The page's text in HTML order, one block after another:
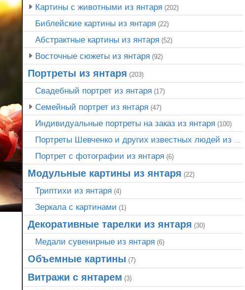
Картины с животными из янтаря (202)
Библейские картины из янтаря (22)
Абстрактные картины из янтаря (52)
Восточные сюжеты из янтаря (92)
Портреты из янтаря (203)
Свадебный портрет из янтаря (17)
Семейный портрет из янтаря (47)
Индивидуальные портреты на заказ из янтаря (100)
Портреты Шевченко и других известных людей из янтаря
Портрет c фотографии из янтаря (6)
Модульные картины из янтаря (22)
Триптихи из янтаря (4)
Зеркала с картинами (1)
Декоративные тарелки из янтаря (30)
Медали сувенирные из янтаря (6)
Объемные картины (7)
Витражи с янтарем (3)